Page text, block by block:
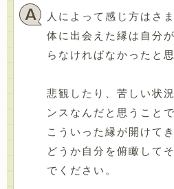
人によって感じ方はさ
体に出会えた縁は自分
らなければなかったと
悲観したり、苦しい状
ンスなんだと思うことで
こういった縁が開けて
どうか自分を俯瞰して
でください。